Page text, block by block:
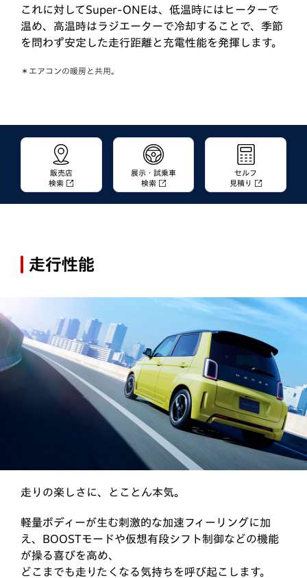
これに対してSuper-ONEは、低温時にはヒーターで
温め、高温時はラジエーターで冷却することで、季節
を問わず安定した走行距離と充電性能を発揮します。
＊エアコンの暖房と共用。
販売店
検索
展示・試乗車
検索
セルフ
見積り
走行性能
走りの楽しさに、とことん本気。
軽量ボディーが生む刺激的な加速フィーリングに加
え、BOOSTモードや仮想有段シフト制御などの機能
が操る喜びを高め、
どこまでも走りたくなる気持ちを呼び起こします。